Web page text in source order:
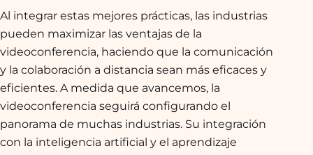
Al integrar estas mejores prácticas, las industrias
pueden maximizar las ventajas de la
videoconferencia, haciendo que la comunicación
y la colaboración a distancia sean más eficaces y
eficientes. A medida que avancemos, la
videoconferencia seguirá configurando el
panorama de muchas industrias. Su integración
con la inteligencia artificial y el aprendizaje